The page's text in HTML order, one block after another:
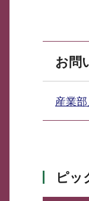
お問
産業
ピッ